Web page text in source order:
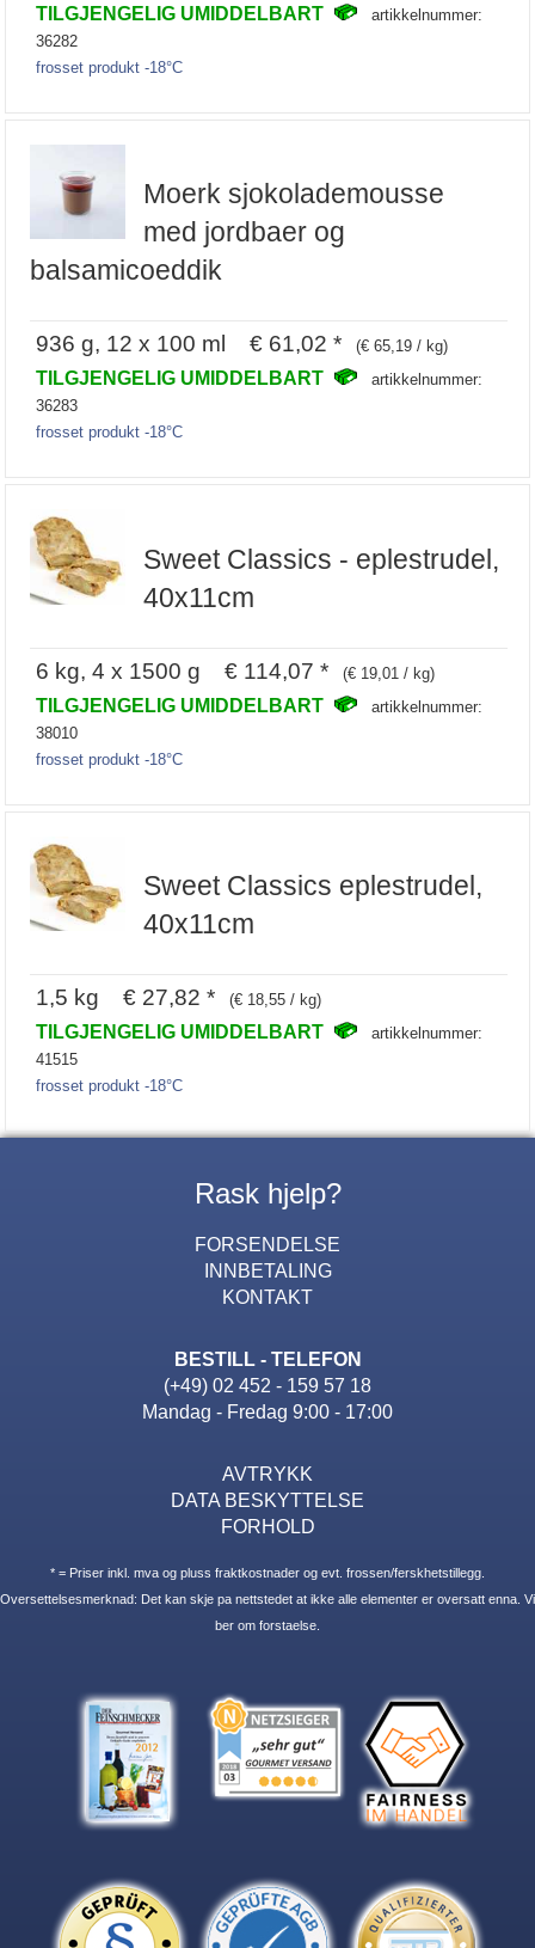
TILGJENGELIG UMIDDELBART
artikkelnummer:
36282
frosset produkt -18°C
Moerk sjokolademousse
med jordbaer og
balsamicoeddik
936 g, 12 x 100 ml € 61,02 * (€ 65,19 / kg)
TILGJENGELIG UMIDDELBART
artikkelnummer:
36283
frosset produkt -18°C
Sweet Classics - eplestrudel,
40x11cm
6 kg, 4 x 1500 g € 114,07 * (€ 19,01 / kg)
TILGJENGELIG UMIDDELBART
artikkelnummer:
38010
frosset produkt -18°C
Sweet Classics eplestrudel,
40x11cm
1,5 kg € 27,82 * (€ 18,55 / kg)
TILGJENGELIG UMIDDELBART
artikkelnummer:
41515
frosset produkt -18°C
Rask hjelp?
FORSENDELSE
INNBETALING
KONTAKT
BESTILL - TELEFON
(+49) 02 452 - 159 57 18
Mandag - Fredag 9:00 - 17:00
AVTRYKK
DATA BESKYTTELSE
FORHOLD
* = Priser inkl. mva og pluss fraktkostnader og evt. frossen/ferskhetstillegg.
Oversettelsesmerknad: Det kan skje pa nettstedet at ikke alle elementer er oversatt enna. Vi
ber om forstaelse.